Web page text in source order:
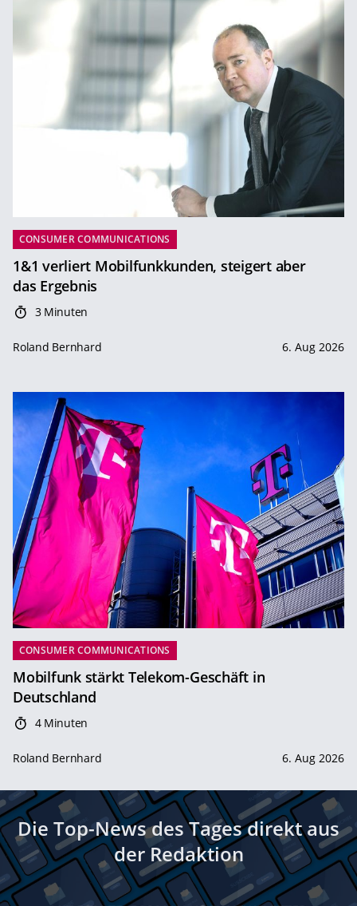
CONSUMER COMMUNICATIONS
1&1 verliert Mobilfunkkunden, steigert aber
das Ergebnis
3 Minuten
Roland Bernhard 6. Aug 2026
CONSUMER COMMUNICATIONS
Mobilfunk stärkt Telekom-Geschäft in
Deutschland
4 Minuten
Roland Bernhard 6. Aug 2026
Die Top-News des Tages direkt aus
der Redaktion